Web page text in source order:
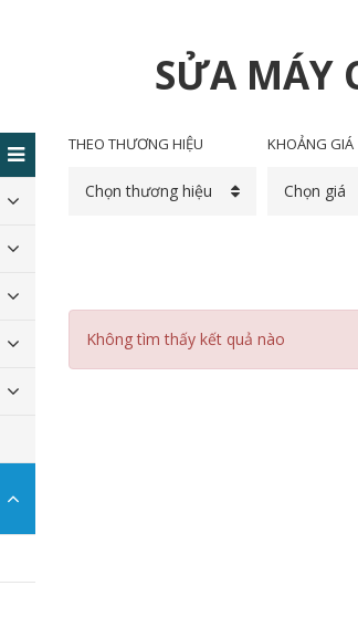
SỬA MÁY
THEO THƯƠNG HIỆU
Chọn thương hiệu
KHOẢNG GIÁ
Chọn giá
Không tìm thấy kết quả nào